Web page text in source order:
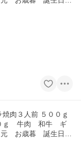
肉３人前 ５００ｇ
ｇ 牛肉 和牛 ギ
元 お歳暮 誕生日